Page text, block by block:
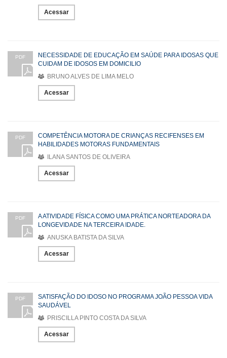
Acessar
PDF
NECESSIDADE DE EDUCAÇÃO EM SAÚDE PARA IDOSAS QUE
CUIDAM DE IDOSOS EM DOMICILIO
BRUNO ALVES DE LIMA MELO
Acessar
PDF
COMPETÊNCIA MOTORA DE CRIANÇAS RECIFENSES EM
HABILIDADES MOTORAS FUNDAMENTAIS
ILANA SANTOS DE OLIVEIRA
Acessar
PDF
A ATIVIDADE FÍSICA COMO UMA PRÁTICA NORTEADORA DA
LONGEVIDADE NA TERCEIRA IDADE.
ANUSKA BATISTA DA SILVA
Acessar
PDF
SATISFAÇÃO DO IDOSO NO PROGRAMA JOÃO PESSOA VIDA
SAUDÁVEL
PRISCILLA PINTO COSTA DA SILVA
Acessar